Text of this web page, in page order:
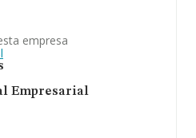
empresa
Empresarial